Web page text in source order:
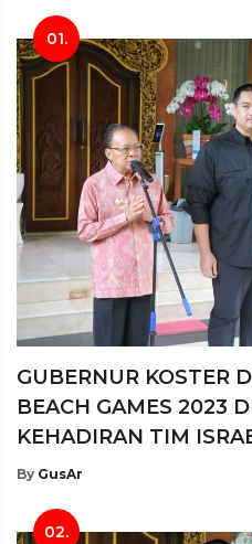
01.
GUBERNUR KOSTER
BEACH GAMES 2023
KEHADIRAN TIM
By GusAr
02.